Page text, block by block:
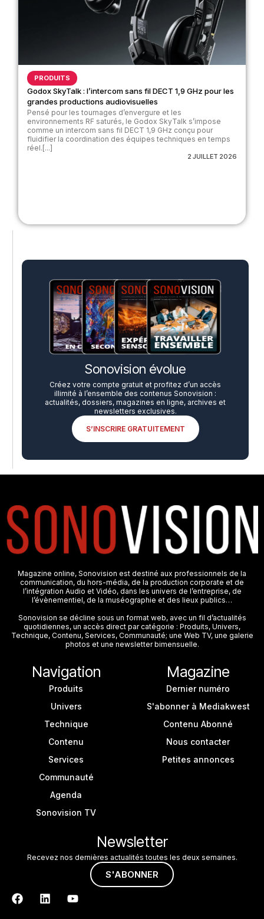
PRODUITS
Godox SkyTalk : l’intercom sans fil DECT 1,9 GHz pour les
grandes productions audiovisuelles
Pensé pour les tournages d’envergure et les
environnements RF saturés, le Godox SkyTalk s’impose
comme un intercom sans fil DECT 1,9 GHz conçu pour
fluidifier la coordination des équipes techniques en temps
réel.[...]
2 JUILLET 2026
Sonovision évolue
Créez votre compte gratuit et profitez d’un accès
illimité à l’ensemble des contenus Sonovision :
actualités, dossiers, magazines en ligne, archives et
newsletters exclusives.
S’INSCRIRE GRATUITEMENT
Magazine online, Sonovision est destiné aux professionnels de la
communication, du hors-média, de la production corporate et de
l’intégration Audio et Vidéo, dans les univers de l’entreprise, de
l’évènementiel, de la muséographie et des lieux publics…
Sonovision se décline sous un format web, avec un fil d’actualités
quotidiennes, un accès direct par catégorie : Produits, Univers,
Technique, Contenu, Services, Communauté; une Web TV, une galerie
photos et une newsletter bimensuelle.
Navigation
Produits
Univers
Technique
Contenu
Services
Communauté
Agenda
Sonovision TV
Magazine
Dernier numéro
S'abonner à Mediakwest
Contenu Abonné
Nous contacter
Petites annonces
Newsletter
Recevez nos dernières actualités toutes les deux semaines.
S'ABONNER